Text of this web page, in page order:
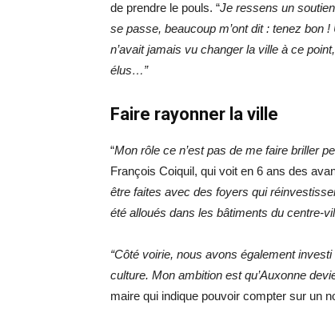
de prendre le pouls. “Je ressens un
se passe, beaucoup m’ont dit : tenez bon
n’avait jamais vu changer la ville à ce
élus…”
Faire rayonner la ville
“Mon rôle ce n’est pas de me faire briller
François Coiquil, qui voit en 6 ans des
être faites avec des foyers qui
été alloués dans les bâtiments du centre-
“Côté voirie, nous avons également
culture. Mon ambition est qu’Auxonne
maire qui indique pouvoir compter sur un